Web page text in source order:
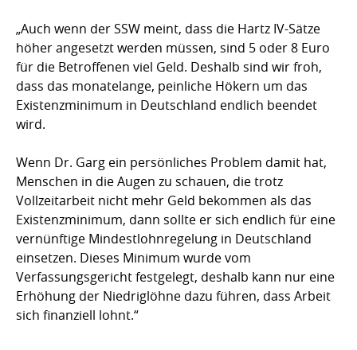
„Auch wenn der SSW meint, dass die Hartz IV-Sätze
höher angesetzt werden müssen, sind 5 oder 8 Euro
für die Betroffenen viel Geld. Deshalb sind wir froh,
dass das monatelange, peinliche Hökern um das
Existenzminimum in Deutschland endlich beendet
wird.
Wenn Dr. Garg ein persönliches Problem damit hat,
Menschen in die Augen zu schauen, die trotz
Vollzeitarbeit nicht mehr Geld bekommen als das
Existenzminimum, dann sollte er sich endlich für eine
vernünftige Mindestlohnregelung in Deutschland
einsetzen. Dieses Minimum wurde vom
Verfassungsgericht festgelegt, deshalb kann nur eine
Erhöhung der Niedriglöhne dazu führen, dass Arbeit
sich finanziell lohnt.“